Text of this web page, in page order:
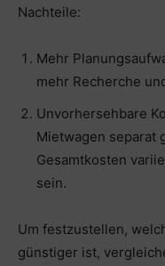
Nachteile:
Mehr
mehr Recherche
Unvorhersehbare
Mietwagen separat
Gesamtkosten
sein.
Um festzustellen,
günstiger ist,